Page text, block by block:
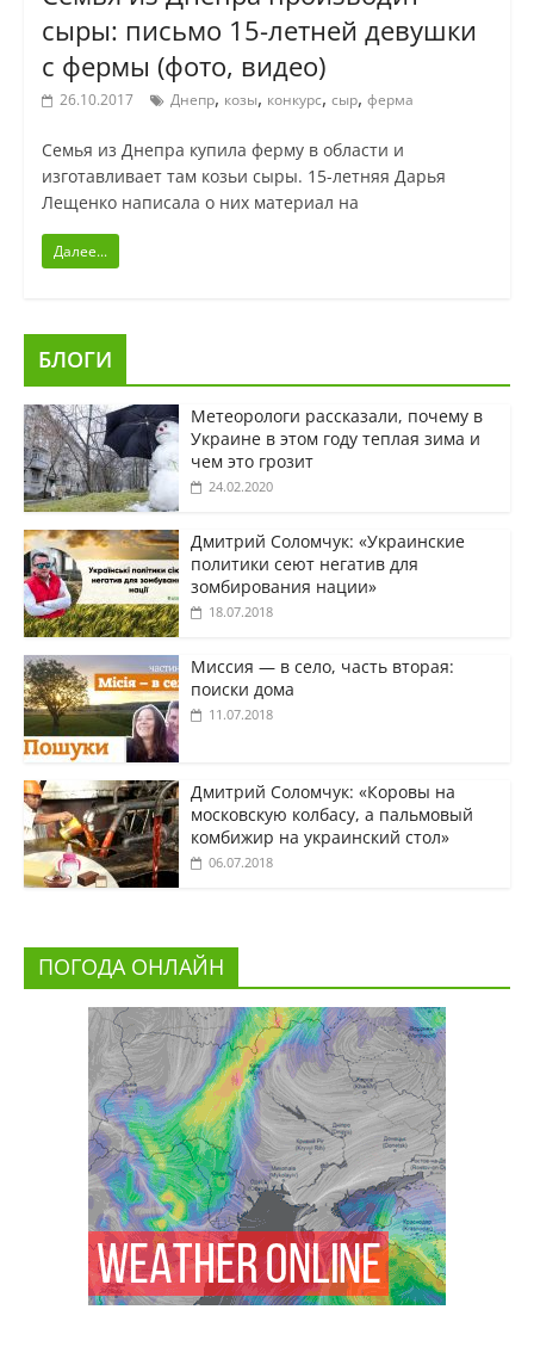
сыры: письмо 15-летней девушки
с фермы (фото, видео)
26.10.2017 Днепр, козы, конкурс, сыр, ферма
Семья из Днепра купила ферму в области и
изготавливает там козьи сыры. 15-летняя Дарья
Лещенко написала о них материал на
Далее...
БЛОГИ
Метеорологи рассказали, почему в
Украине в этом году теплая зима и
чем это грозит
24.02.2020
Дмитрий Соломчук: «Украинские
политики сеют негатив для
зомбирования нации»
18.07.2018
Миссия — в село, часть вторая:
поиски дома
11.07.2018
Дмитрий Соломчук: «Коровы на
московскую колбасу, а пальмовый
комбижир на украинский стол»
06.07.2018
ПОГОДА ОНЛАЙН